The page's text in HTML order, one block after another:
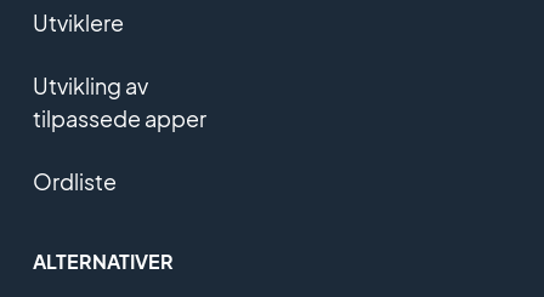
Utviklere
Utvikling av
tilpassede apper
Ordliste
ALTERNATIVER